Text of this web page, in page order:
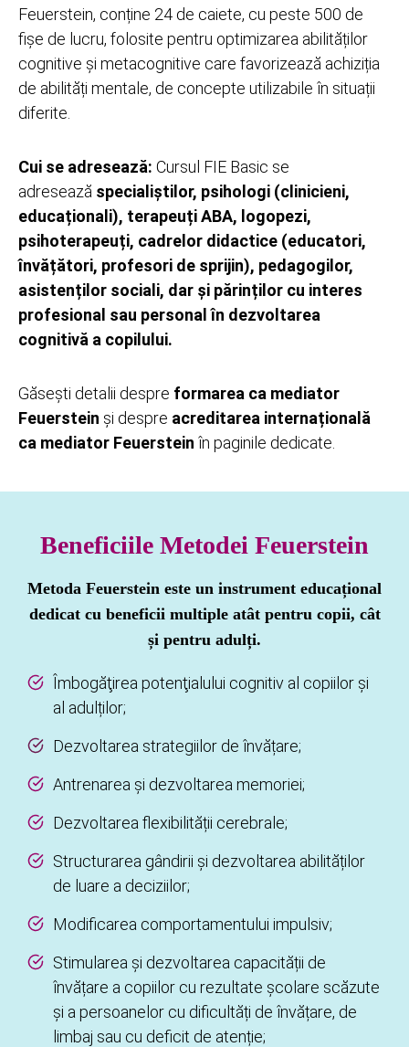
Feuerstein, conține 24 de caiete, cu peste 500 de
fișe de lucru, folosite pentru optimizarea abilităților
cognitive și metacognitive care favorizează achiziția
de abilități mentale, de concepte utilizabile în situații
diferite.
Cui se adresează: Cursul FIE Basic se
adresează specialiștilor, psihologi (clinicieni,
educaționali), terapeuți ABA, logopezi,
psihoterapeuți, cadrelor didactice (educatori,
învățători, profesori de sprijin), pedagogilor,
asistenților sociali, dar și părinților cu interes
profesional sau personal în dezvoltarea
cognitivă a copilului.
Găsești detalii despre formarea ca mediator
Feuerstein și despre acreditarea internațională
ca mediator Feuerstein în paginile dedicate.
Beneficiile Metodei Feuerstein
Metoda Feuerstein este un instrument educațional
dedicat cu beneficii multiple atât pentru copii, cât
și pentru adulți.
Îmbogăţirea potenţialului cognitiv al copiilor și
al adulților;
Dezvoltarea strategiilor de învățare;
Antrenarea și dezvoltarea memoriei;
Dezvoltarea flexibilității cerebrale;
Structurarea gândirii și dezvoltarea abilităților
de luare a deciziilor;
Modificarea comportamentului impulsiv;
Stimularea și dezvoltarea capacității de
învățare a copiilor cu rezultate școlare scăzute
și a persoanelor cu dificultăți de învățare, de
limbaj sau cu deficit de atenție;